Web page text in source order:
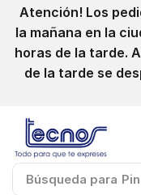
Atención! Los
la mañana en la
horas de la tarde.
de la tarde se
Búsqueda para